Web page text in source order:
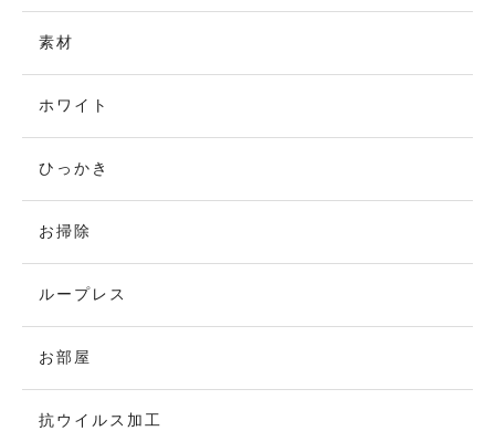
素材
ホワイト
ひっかき
お掃除
ループレス
お部屋
抗ウイルス加工